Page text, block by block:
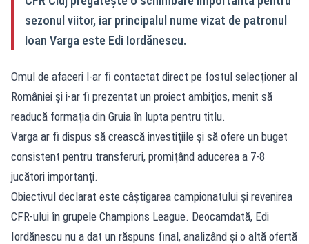
sezonul viitor, iar principalul nume vizat de patronul
Ioan Varga este Edi Iordănescu.
Omul de afaceri l-ar fi contactat direct pe fostul selecționer al
României și i-ar fi prezentat un proiect ambițios, menit să
readucă formația din Gruia în lupta pentru titlu.
Varga ar fi dispus să crească investițiile și să ofere un buget
consistent pentru transferuri, promițând aducerea a 7-8
jucători importanți.
Obiectivul declarat este câștigarea campionatului și revenirea
CFR-ului în grupele Champions League. Deocamdată, Edi
Iordănescu nu a dat un răspuns final, analizând și o altă ofertă